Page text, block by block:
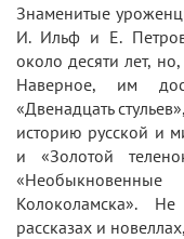
Знаменитые
И. Ильф и Е. Петров
около десяти лет,
Наверное, им
«Двенадцать
историю русской и
и «Золотой
Колоколамска».
рассказах и